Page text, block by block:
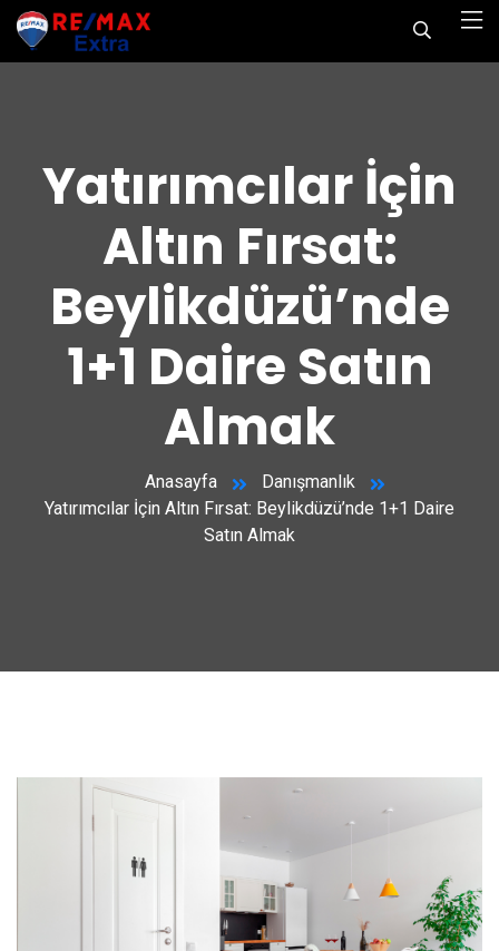
Yatırımcılar İçin
Altın Fırsat:
Beylikdüzü’nde
1+1 Daire Satın
Almak
Anasayfa
Danışmanlık
Yatırımcılar İçin Altın Fırsat: Beylikdüzü’nde 1+1 Daire
Satın Almak